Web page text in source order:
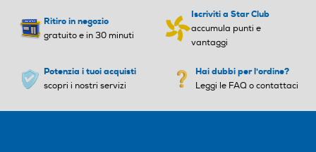
Accessori
Ritiro in negozio
gratuito e in 30 minuti
Iscriviti a Star Club
accumula punti e
vantaggi
Potenzia i tuoi acquisti
scopri i nostri servizi
Hai dubbi per l'ordine?
Leggi le FAQ o contattaci